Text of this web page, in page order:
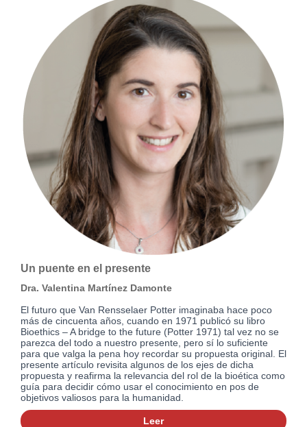
Un puente en el presente
Dra. Valentina Martínez Damonte
El futuro que Van Rensselaer Potter imaginaba hace poco
más de cincuenta años, cuando en 1971 publicó su libro
Bioethics – A bridge to the future (Potter 1971) tal vez no se
parezca del todo a nuestro presente, pero sí lo suficiente
para que valga la pena hoy recordar su propuesta original. El
presente artículo revisita algunos de los ejes de dicha
propuesta y reafirma la relevancia del rol de la bioética como
guía para decidir cómo usar el conocimiento en pos de
objetivos valiosos para la humanidad.
Leer